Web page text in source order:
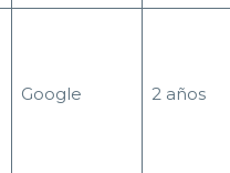
Google 2 años